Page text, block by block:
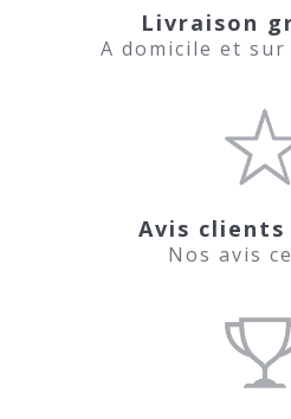
Livraison
A domicile et
Avis
Nos avis